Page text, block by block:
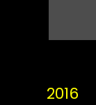
2016